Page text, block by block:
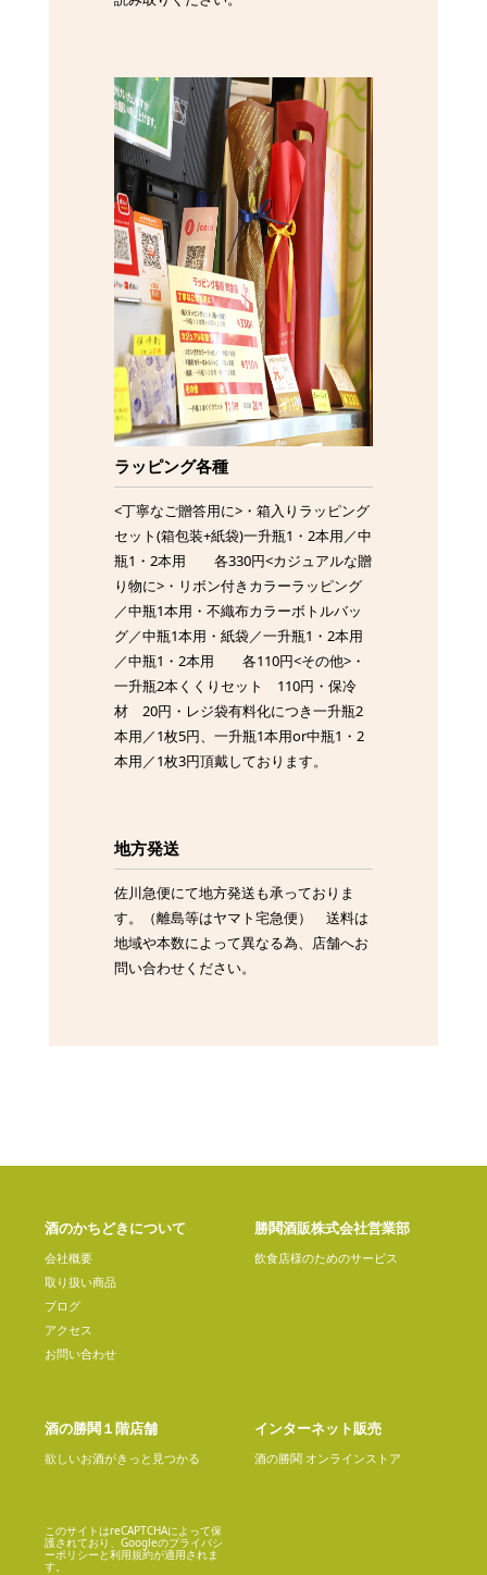
ラッピング各種
<丁寧なご贈答用に>・箱入りラッピング
セット(箱包装+紙袋)一升瓶1・2本用／中
瓶1・2本用 各330円<カジュアルな贈
り物に>・リボン付きカラーラッピング
／中瓶1本用・不織布カラーボトルバッ
グ／中瓶1本用・紙袋／一升瓶1・2本用
／中瓶1・2本用 各110円<その他>・
一升瓶2本くくりセット 110円・保冷
材 20円・レジ袋有料化につき一升瓶2
本用／1枚5円、一升瓶1本用or中瓶1・2
本用／1枚3円頂戴しております。
地方発送
佐川急便にて地方発送も承っておりま
す。（離島等はヤマト宅急便） 送料は
地域や本数によって異なる為、店舗へお
問い合わせください。
酒のかちどきについて
会社概要
取り扱い商品
ブログ
アクセス
お問い合わせ
勝鬨酒販株式会社営業部
飲食店様のためのサービス
酒の勝鬨１階店舗
欲しいお酒がきっと見つかる
インターネット販売
酒の勝鬨 オンラインストア
このサイトはreCAPTCHAによって保
護されており、Googleのプライバシ
ーポリシーと利用規約が適用されま
す。